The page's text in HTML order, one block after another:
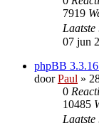
7919
07 jun
phpBB
doorPaul »
0
10485